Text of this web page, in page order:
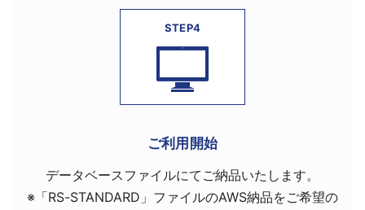
STEP4
ご利用開始
データベースファイルにてご納品いたします。
※「RS-STANDARD」ファイルのAWS納品をご希望の